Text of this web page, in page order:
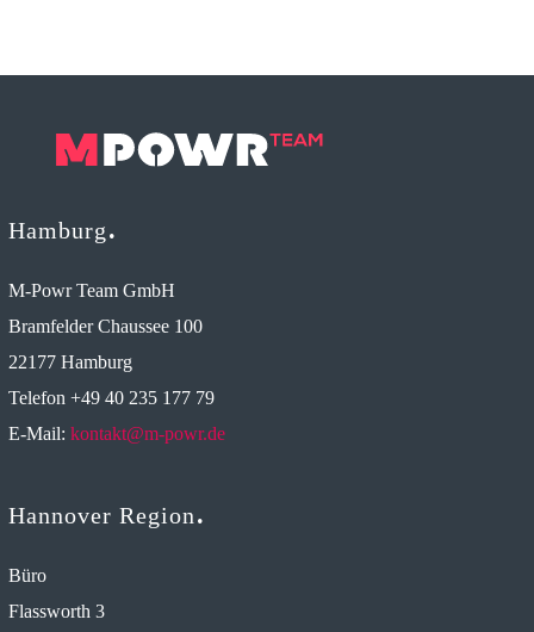
Hamburg
M-Powr Team GmbH
Bramfelder Chaussee 100
22177 Hamburg
Telefon +49 40 235 177 79
E-Mail:kontakt@m-powr.de
Hannover Region
Büro
Flassworth 3